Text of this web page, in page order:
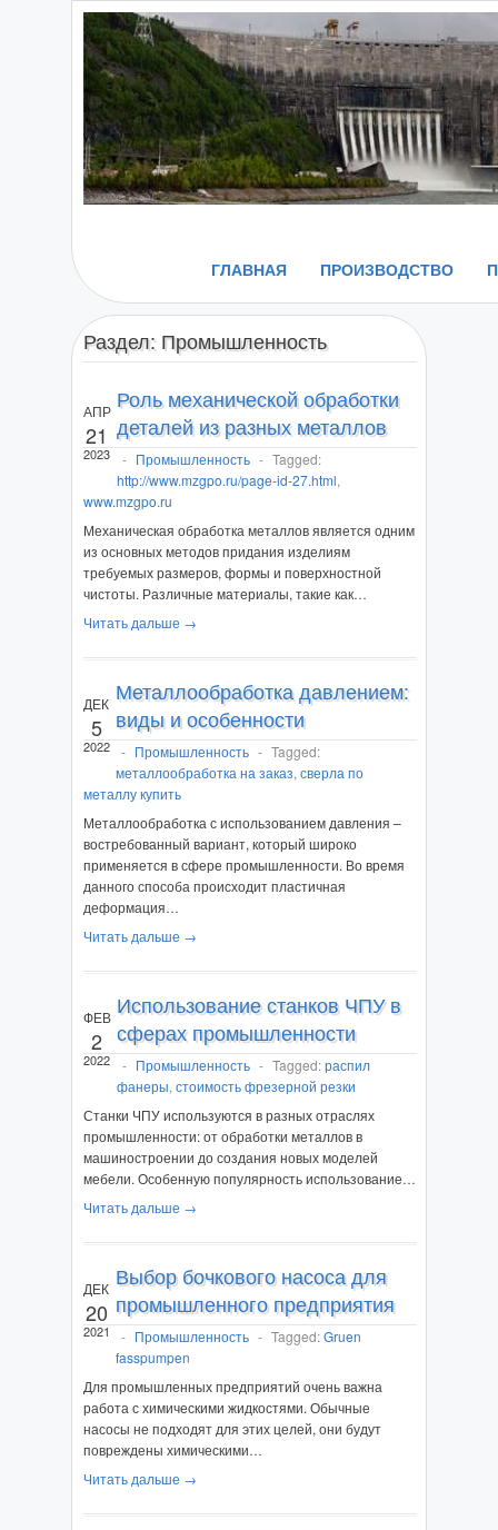
ГЛАВНАЯ ПРОИЗВОДСТВО
Раздел: Промышленность
АПР
21
2023
Роль механической обработки
деталей из разных металлов
- Промышленность - Tagged:
http://www.mzgpo.ru/page-id-27.html,
www.mzgpo.ru
Механическая обработка металлов является одним
из основных методов придания изделиям
требуемых размеров, формы и поверхностной
чистоты. Различные материалы, такие как…
Читать дальше →
ДЕК
5
2022
Металлообработка давлением:
виды и особенности
- Промышленность - Tagged:
металлообработка на заказ, сверла по
металлу купить
Металлообработка с использованием давления –
востребованный вариант, который широко
применяется в сфере промышленности. Во время
данного способа происходит пластичная
деформация…
Читать дальше →
ФЕВ
2
2022
Использование станков ЧПУ в
сферах промышленности
- Промышленность - Tagged:распил
фанеры, стоимость фрезерной резки
Станки ЧПУ используются в разных отраслях
промышленности: от обработки металлов в
машиностроении до создания новых моделей
мебели. Особенную популярность использование…
Читать дальше →
ДЕК
20
2021
Выбор бочкового насоса для
промышленного предприятия
- Промышленность - Tagged:Gruen
fasspumpen
Для промышленных предприятий очень важна
работа с химическими жидкостями. Обычные
насосы не подходят для этих целей, они будут
повреждены химическими…
Читать дальше →